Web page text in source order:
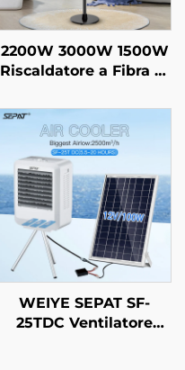
2200W 3000W 1500W
Riscaldatore a Fibra di
Telecomando per Uso
Esterno e Interno Con
Supporto IP44
WEIYE SEPAT SF-
25TDC Ventilatore